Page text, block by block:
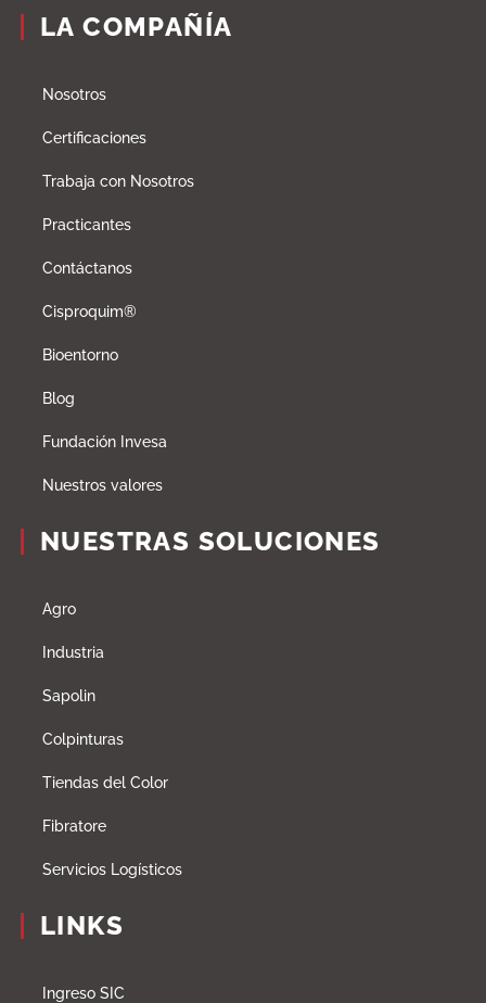
LA COMPAÑÍA
Nosotros
Certificaciones
Trabaja con Nosotros
Practicantes
Contáctanos
Cisproquim®
Bioentorno
Blog
Fundación Invesa
Nuestros valores
NUESTRAS SOLUCIONES
Agro
Industria
Sapolin
Colpinturas
Tiendas del Color
Fibratore
Servicios Logísticos
LINKS
Ingreso SIC